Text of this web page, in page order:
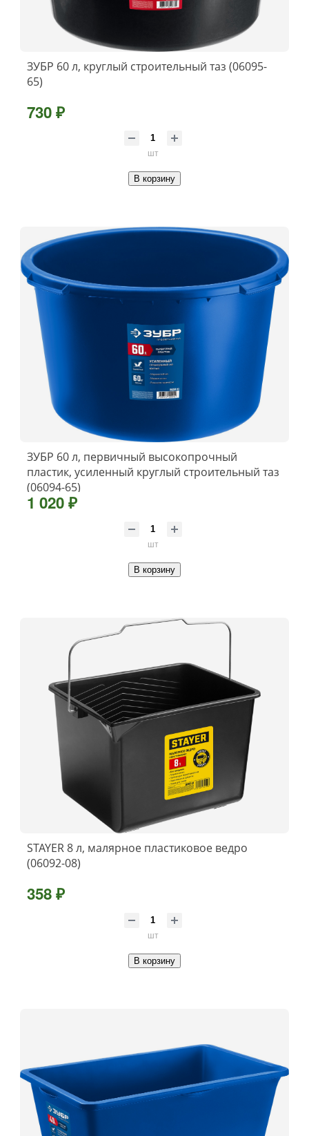
ЗУБР 60 л, круглый строительный таз (06095-
65)
730 ₽
шт
В корзину
ЗУБР 60 л, первичный высокопрочный
пластик, усиленный круглый строительный таз
(06094-65)
1 020 ₽
шт
В корзину
STAYER 8 л, малярное пластиковое ведро
(06092-08)
358 ₽
шт
В корзину